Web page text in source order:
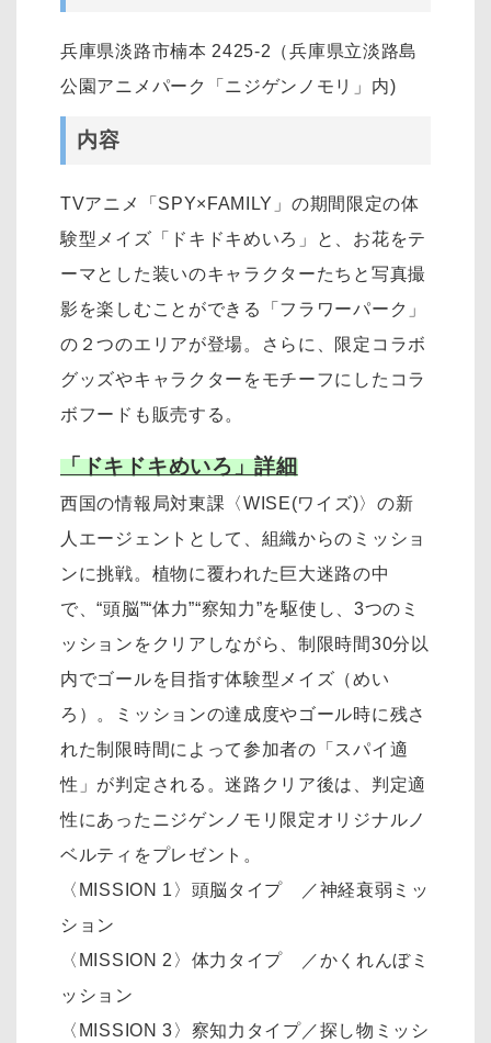
兵庫県淡路市楠本 2425-2（兵庫県立淡路島
公園アニメパーク「ニジゲンノモリ」内)
内容
TVアニメ「SPY×FAMILY」の期間限定の体
験型メイズ「ドキドキめいろ」と、お花をテ
ーマとした装いのキャラクターたちと写真撮
影を楽しむことができる「フラワーパーク」
の２つのエリアが登場。さらに、限定コラボ
グッズやキャラクターをモチーフにしたコラ
ボフードも販売する。
「ドキドキめいろ」詳細
西国の情報局対東課〈WISE(ワイズ)〉の新
人エージェントとして、組織からのミッショ
ンに挑戦。植物に覆われた巨大迷路の中
で、“頭脳”“体力”“察知力”を駆使し、3つのミ
ッションをクリアしながら、制限時間30分以
内でゴールを目指す体験型メイズ（めい
ろ）。ミッションの達成度やゴール時に残さ
れた制限時間によって参加者の「スパイ適
性」が判定される。迷路クリア後は、判定適
性にあったニジゲンノモリ限定オリジナルノ
ベルティをプレゼント。
〈MISSION 1〉頭脳タイプ ／神経衰弱ミッ
ション
〈MISSION 2〉体力タイプ ／かくれんぼミ
ッション
〈MISSION 3〉察知力タイプ／探し物ミッシ